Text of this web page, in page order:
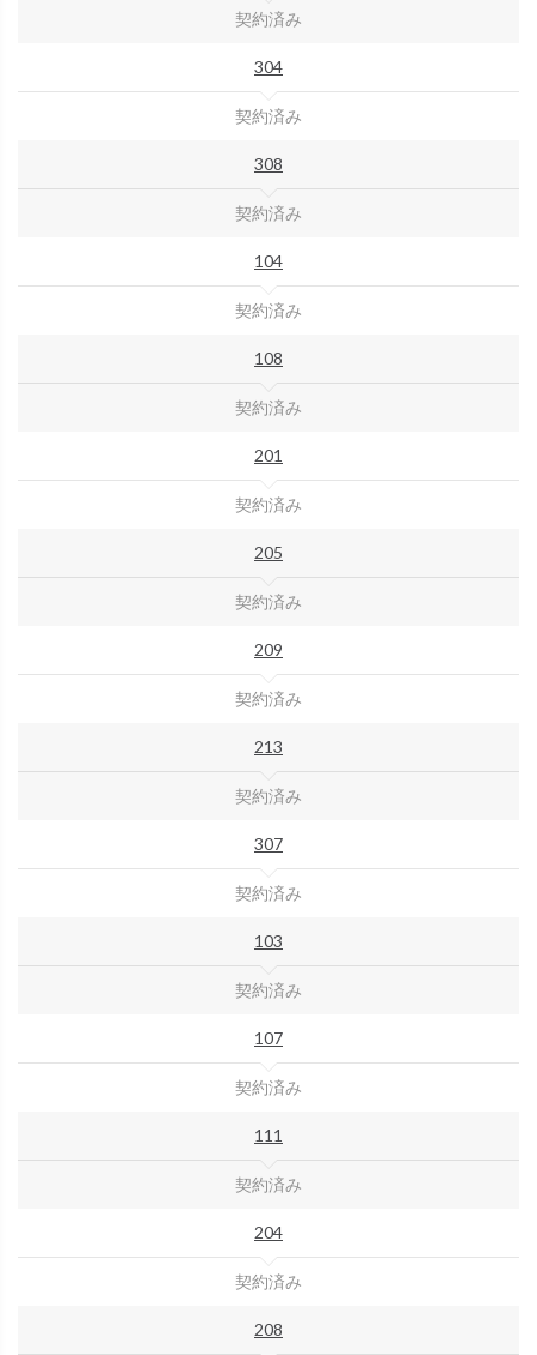
契約済み
304
契約済み
308
契約済み
104
契約済み
108
契約済み
201
契約済み
205
契約済み
209
契約済み
213
契約済み
307
契約済み
103
契約済み
107
契約済み
111
契約済み
204
契約済み
208